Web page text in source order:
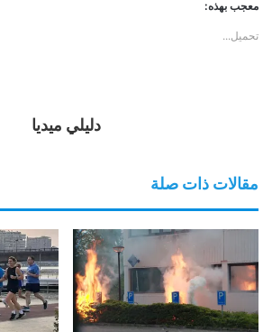
معجب بهذه:
تحميل...
دليلي ميديا
مقالات ذات صلة